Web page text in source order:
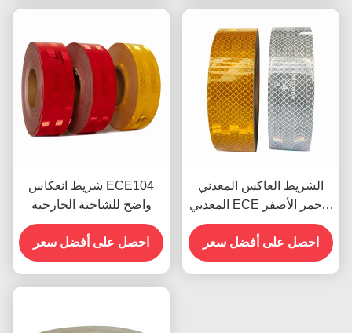
شريط انعكاس ECE104
واضح للشاحنة الخارجية
احصل على أفضل سعر
الشريط العاكس المعدني
المعدني ECE الأحمر الأصفر
الأبيض للمقطورة
احصل على أفضل سعر